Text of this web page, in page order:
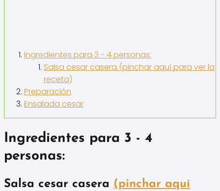
Ingredientes para 3 - 4 personas:
Salsa cesar casera (pinchar aquí para ver la
receta)
Preparación
Ensalada cesar
Ingredientes para 3 - 4
personas:
Salsa cesar casera (pinchar aquí